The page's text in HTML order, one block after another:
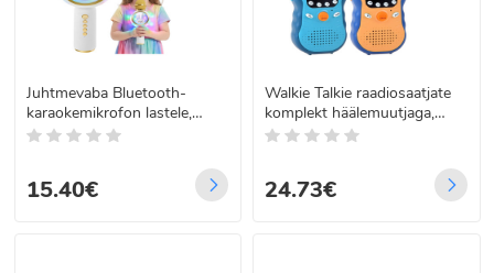
Juhtmevaba Bluetooth-
karaokemikrofon lastele,
valge, Izoxis 27047
15.40€
Walkie Talkie raadiosaatjate
komplekt häälemuutjaga,
umbes 3 km, ZA4300
24.73€